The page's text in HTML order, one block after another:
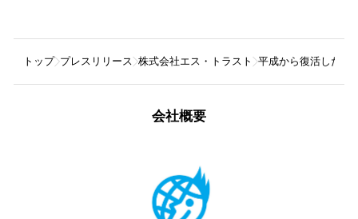
トップ プレスリリース 株式会社エス・トラスト 平成から復活したモ
会社概要